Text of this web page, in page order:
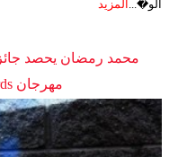
الو�...
المزيد
محمد رمضان يحصد
مهرجان Africa Choice Awards